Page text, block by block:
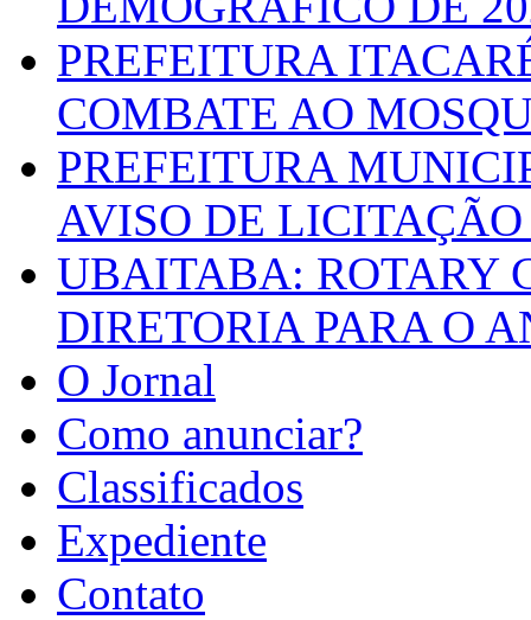
PREFEITURA
COMBATE AO
PREFEITURA
AVISO DE LICITAÇÃO
UBAITABA: ROTARY
DIRETORIA PARA O
O Jornal
Como anunciar?
Classificados
Expediente
Contato